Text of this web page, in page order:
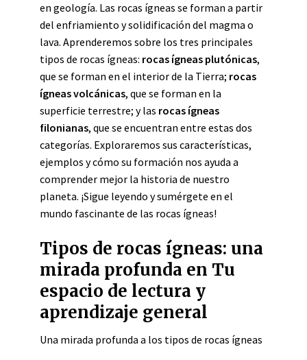
en geología. Las rocas ígneas se forman a partir
del enfriamiento y solidificación del magma o
lava. Aprenderemos sobre los tres principales
tipos de rocas ígneas: rocas ígneas plutónicas,
que se forman en el interior de la Tierra; rocas
ígneas volcánicas, que se forman en la
superficie terrestre; y las rocas ígneas
filonianas, que se encuentran entre estas dos
categorías. Exploraremos sus características,
ejemplos y cómo su formación nos ayuda a
comprender mejor la historia de nuestro
planeta. ¡Sigue leyendo y sumérgete en el
mundo fascinante de las rocas ígneas!
Tipos de rocas ígneas: una
mirada profunda en Tu
espacio de lectura y
aprendizaje general
Una mirada profunda a los tipos de rocas ígneas